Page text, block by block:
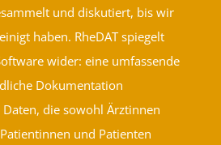
und diskutiert, bis wir
haben. RheDAT spiegelt
wider: eine umfassende
Dokumentation
die sowohl Ärztinnen
und Patienten